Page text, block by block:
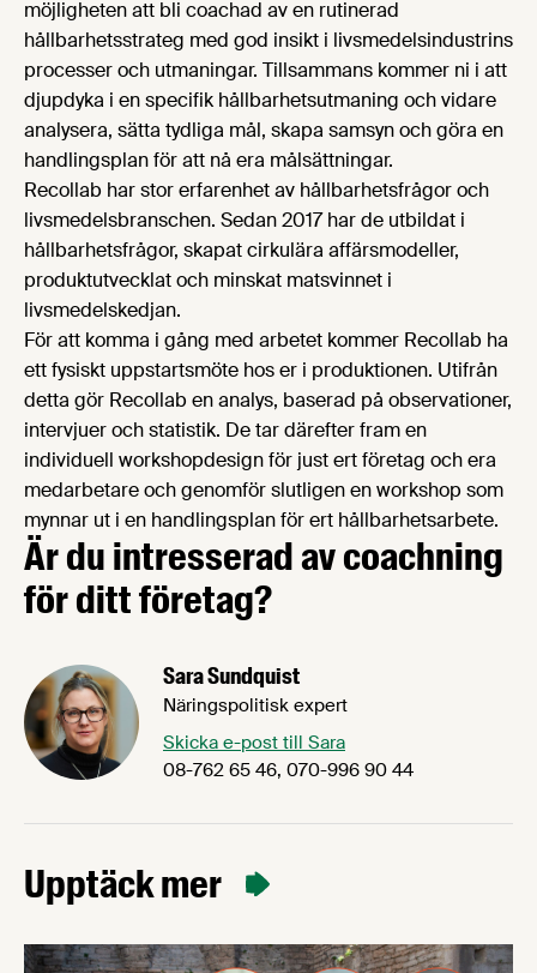
möjligheten att bli coachad av en rutinerad
hållbarhetsstrateg med god insikt i livsmedelsindustrins
processer och utmaningar. Tillsammans kommer ni i att
djupdyka i en specifik hållbarhetsutmaning och vidare
analysera, sätta tydliga mål, skapa samsyn och göra en
handlingsplan för att nå era målsättningar.
Recollab har stor erfarenhet av hållbarhetsfrågor och
livsmedelsbranschen. Sedan 2017 har de utbildat i
hållbarhetsfrågor, skapat cirkulära affärsmodeller,
produktutvecklat och minskat matsvinnet i
livsmedelskedjan.
För att komma i gång med arbetet kommer Recollab ha
ett fysiskt uppstartsmöte hos er i produktionen. Utifrån
detta gör Recollab en analys, baserad på observationer,
intervjuer och statistik. De tar därefter fram en
individuell workshopdesign för just ert företag och era
medarbetare och genomför slutligen en workshop som
mynnar ut i en handlingsplan för ert hållbarhetsarbete.
Är du intresserad av coachning
för ditt företag?
Sara Sundquist
Näringspolitisk expert
Skicka e-post till Sara
08-762 65 46, 070-996 90 44
Upptäck mer